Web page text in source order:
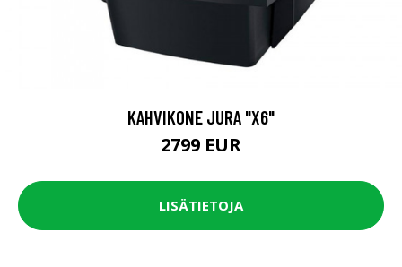
KAHVIKONE JURA "X6"
2799 EUR
LISÄTIETOJA